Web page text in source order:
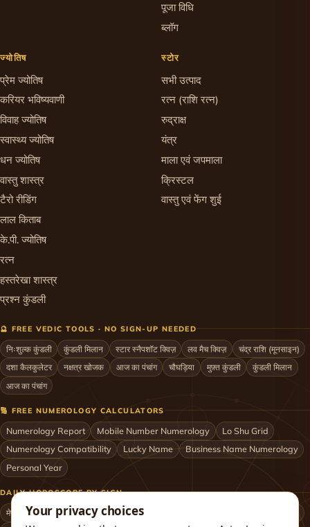
पूजा विधि
ब्लॉग
ज्योतिष
प्रेम ज्योतिष
करियर भविष्यवाणी
विवाह ज्योतिष
स्वास्थ्य ज्योतिष
धन ज्योतिष
वास्तु शास्त्र
टैरो रीडिंग
लाल किताब
के.पी. ज्योतिष
रत्न
हस्तरेखा शास्त्र
प्रश्न कुंडली
स्टोर
सभी उत्पाद
रत्न (राशि रत्न)
रुद्राक्ष
यंत्र
माला एवं जपमाला
क्रिस्टल
वास्तु एवं फेंग शुई
🔮 FREE VEDIC TOOLS · NO SIGN-UP NEEDED
निःशुल्क कुंडली कुंडली मिलान स्टार स्नैपशॉट क्विज़ लव मैच क्विज़
चंद्र राशि (मूनसाइन)
दशा कैलकुलेटर
नक्षत्र खोजक आज का पंचांग चौघड़िया मुफ़्त कुंडली
कुंडली मिलान
आज का पंचांग
🔢 FREE NUMEROLOGY CALCULATORS
Numerology Report Mobile Number Numerology
Lo Shu Grid
Numerology Compatibility
Lucky Name
Business Name Numerology
Personal Year
DAILY HOROSCOPE BY SIGN
मेष वृषभ मिथुन कर्क सिंह कन्या
Your privacy choices